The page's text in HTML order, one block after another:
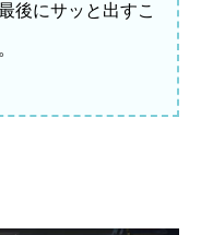
後にサッと出すこ